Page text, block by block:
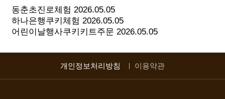
동춘초진로체험 2026.05.05
하나은행쿠키체험 2026.05.05
어린이날행사쿠키키트주문 2026.05.05
개인정보처리방침 이용약관